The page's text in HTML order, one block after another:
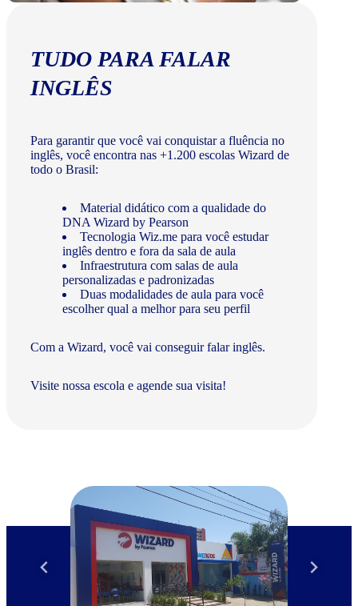
TUDO PARA FALAR
INGLÊS
Para garantir que você vai conquistar a fluência no
inglês, você encontra nas +1.200 escolas Wizard de
todo o Brasil:
Material didático com a qualidade do
DNA Wizard by Pearson
Tecnologia Wiz.me para você estudar
inglês dentro e fora da sala de aula
Infraestrutura com salas de aula
personalizadas e padronizadas
Duas modalidades de aula para você
escolher qual a melhor para seu perfil
Com a Wizard, você vai conseguir falar inglês.
Visite nossa escola e agende sua visita!